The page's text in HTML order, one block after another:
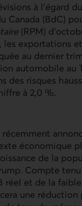
à l’égard du
Canada (BdC)
(RPM)
, les exportations
au dernier
automobile au
des risques
à 2,0 %.
récemment
économique
de la
Compte
réel et de la
une